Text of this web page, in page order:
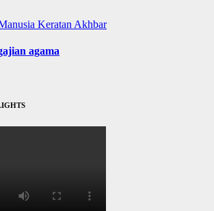
Keratan Akhbar
agama